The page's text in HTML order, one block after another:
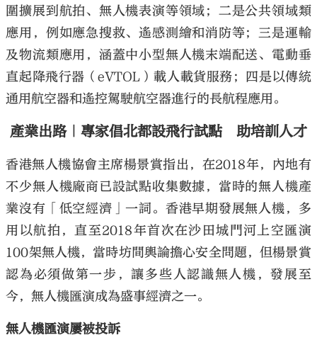
圍擴展到航拍、無人機表演等領域；二是公共領域類
應用，例如應急搜救、遙感測繪和消防等；三是運輸
及物流類應用，涵蓋中小型無人機末端配送、電動垂
直起降飛行器（eVTOL）載人載貨服務；四是以傳統
通用航空器和遙控駕駛航空器進行的長航程應用。
產業出路｜專家倡北都設飛行試點 助培訓人才
香港無人機協會主席楊景賞指出，在2018年，內地有
不少無人機廠商已設試點收集數據，當時的無人機產
業沒有「低空經濟」一詞。香港早期發展無人機，多
用以航拍，直至2018年首次在沙田城門河上空匯演
100架無人機，當時坊間輿論擔心安全問題，但楊景賞
認為必須做第一步，讓多些人認識無人機，發展至
今，無人機匯演成為盛事經濟之一。
無人機匯演屢被投訴